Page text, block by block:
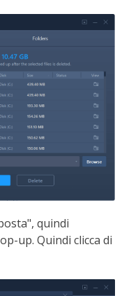
quindi
up. Quindi clicca di